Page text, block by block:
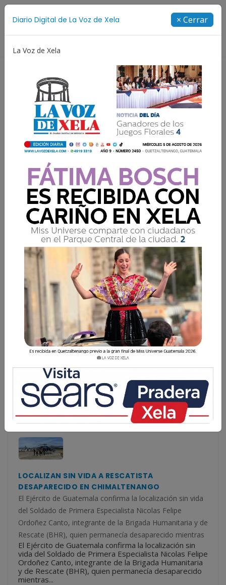
Diario Digital de La Voz de Xela × Cerrar
La Voz de Xela
Resultados para:Rescate
RESCATAN A SEIS PERSONAS ATRAPADAS
DURANTE INCENDIO EN COATEPEQUE
Seis integrantes de una familia fueron rescatados durante
un incendio registrado en una vivienda ubicada en la 6
avenida 9-36, Lotificación Las Conchitas, zona 2 de
Coatepeque, Quetzaltenango, informó el cuerpo de
Bomberos Municipales D
Seis integrantes de una familia fueron rescatados
durante un incendio registrado en una vivienda ubicada
en la 6 avenida 9-36, Lotificación Las Conchitas, zona 2
de Coatepeque, Quetzaltenango, informó el cuerpo
de Bomberos Municipales D...
LOCALIZAN SIN VIDA A RESCATISTA
DESAPARECIDO EN CHIMALTENANGO
El Ejército de Guatemala confirma la localización sin vida
del Soldado de Primera Especialista Nicolas Felipe
Ordoñez Canto, integrante de la Brigada Humanitaria y de
Rescate (BHR), quien permanecía desaparecido mientras
El Ejército de Guatemala confirma la localización sin
vida del Soldado de Primera Especialista Nicolas Felipe
Ordoñez Canto, integrante de la Brigada Humanitaria
y de Rescate (BHR), quien permanecía desaparecido
mientras...